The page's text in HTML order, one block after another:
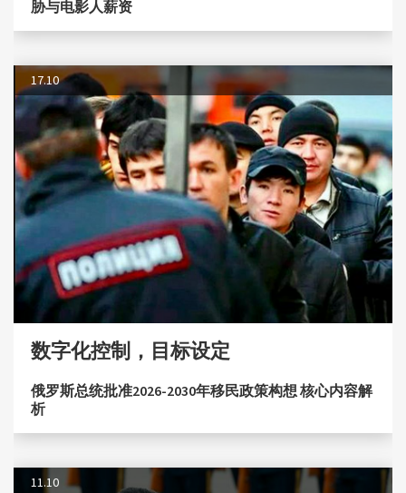
胁与电影人薪资
17.10
数字化控制，目标设定
俄罗斯总统批准2026-2030年移民政策构想 核心内容解
析
11.10